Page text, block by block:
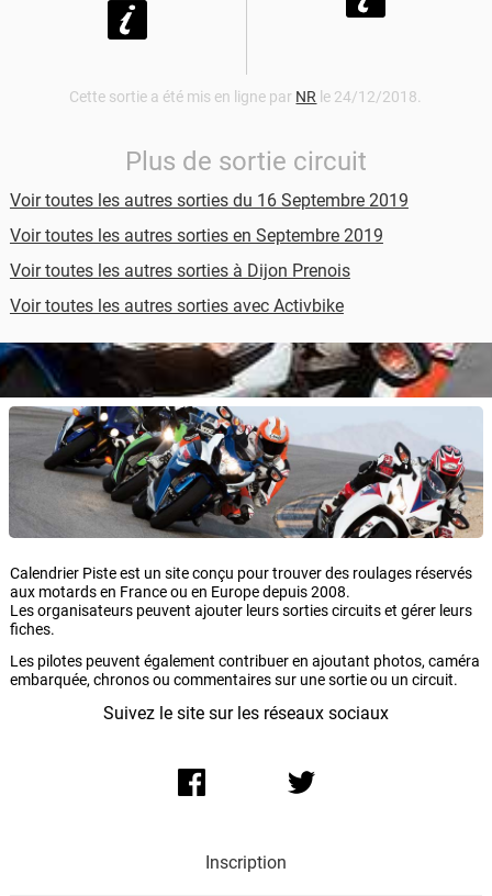
Cette sortie a été mis en ligne par NR le 24/12/2018.
Plus de sortie circuit
Voir toutes les autres sorties du 16 Septembre 2019
Voir toutes les autres sorties en Septembre 2019
Voir toutes les autres sorties à Dijon Prenois
Voir toutes les autres sorties avec Activbike
Calendrier Piste est un site conçu pour trouver des roulages réservés
aux motards en France ou en Europe depuis 2008.
Les organisateurs peuvent ajouter leurs sorties circuits et gérer leurs
fiches.
Les pilotes peuvent également contribuer en ajoutant photos, caméra
embarquée, chronos ou commentaires sur une sortie ou un circuit.
Suivez le site sur les réseaux sociaux
Inscription